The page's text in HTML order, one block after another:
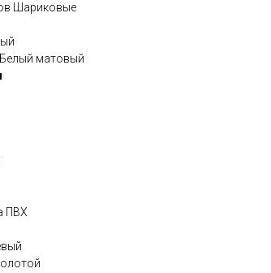
Шариковые
Белый матовый
ПВХ